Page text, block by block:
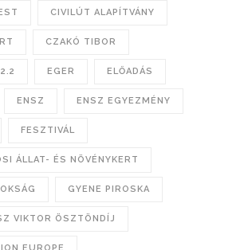
CIVILÚT ALAPÍTVÁNY
CZAKÓ TIBOR
EGER ELŐADÁS
ENSZ ENSZ EGYEZMÉNY
FESZTIVÁL
ÁLLAT- ÉS NÖVÉNYKERT
GYENE PIROSKA
VIKTOR ÖSZTÖNDÍJ
EUROPE